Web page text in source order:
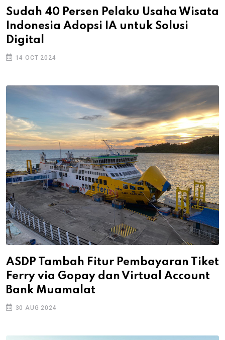
Sudah 40 Persen Pelaku Usaha Wisata
Indonesia Adopsi IA untuk Solusi
Digital
14 OCT 2024
ASDP Tambah Fitur Pembayaran Tiket
Ferry via Gopay dan Virtual Account
Bank Muamalat
30 AUG 2024